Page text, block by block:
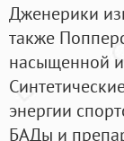
Дженерики
также
насыщенной
энергии
БАДы и